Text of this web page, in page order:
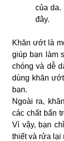
của da.
đây.
Khăn ướt là
giúp bạn làm
chóng và dễ
dùng khăn
bạn.
Ngoài ra,
các chất bẩn
Vì vậy, bạn
thiết và rửa lại